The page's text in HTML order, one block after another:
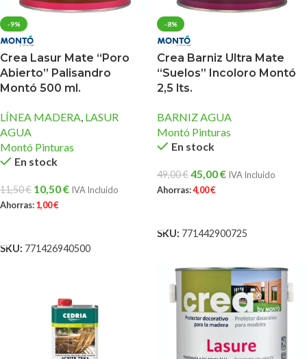
-9%
Crea Lasur Mate “Poro
Abierto” Palisandro
Montó 500 ml.
LÍNEA MADERA LASUR
AGUA
Montó Pinturas
En stock
11,50€ 10,50€ IVA Incluido
Ahorras:1,00€
SKU: 771426940500
-8%
Crea Barniz Ultra Mate
“Suelos” Incoloro Montó
2,5 lts.
BARNIZ AGUA
Montó Pinturas
En stock
49,00€45,00€ IVA Incluido
Ahorras:4,00€
SKU: 771442900725